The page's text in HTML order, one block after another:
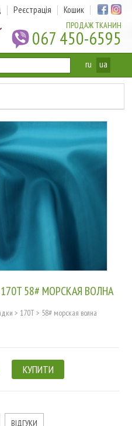
ПРОДАЖ ТКАНИН
067 450-6595
Реєстрація Кошик
ru ua
58# МОРСКАЯ ВОЛНА
> 170T> 58# морская волна
КУПИТИ
ВІДГУКИ